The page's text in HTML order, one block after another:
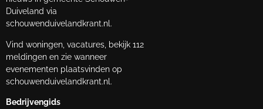
Duiveland via
schouwenduivelandkrant.nl.
Vind woningen, vacatures, bekijk 112
meldingen en zie wanneer
evenementen plaatsvinden op
schouwenduivelandkrant.nl.
Bedrijvengids